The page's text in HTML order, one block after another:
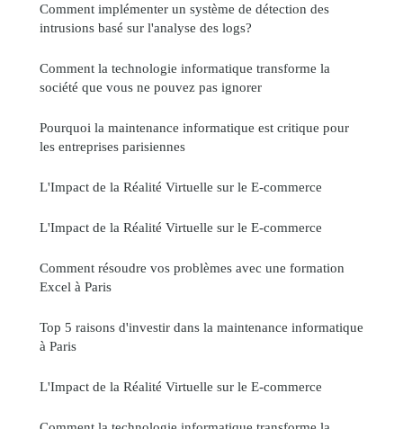
Comment implémenter un système de détection des
intrusions basé sur l'analyse des logs?
Comment la technologie informatique transforme la
société que vous ne pouvez pas ignorer
Pourquoi la maintenance informatique est critique pour
les entreprises parisiennes
L'Impact de la Réalité Virtuelle sur le E-commerce
L'Impact de la Réalité Virtuelle sur le E-commerce
Comment résoudre vos problèmes avec une formation
Excel à Paris
Top 5 raisons d'investir dans la maintenance informatique
à Paris
L'Impact de la Réalité Virtuelle sur le E-commerce